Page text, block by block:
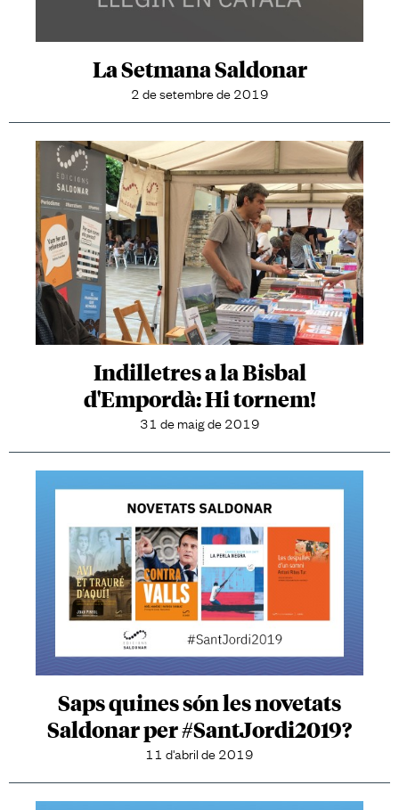
La Setmana Saldonar
2 de setembre de 2019
Indilletres a la Bisbal
d'Empordà: Hi tornem!
31 de maig de 2019
Saps quines són les novetats
Saldonar per #SantJordi2019?
11 d'abril de 2019